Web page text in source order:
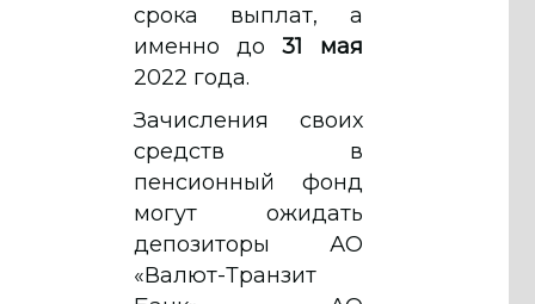
срока выплат, а
именно до31 мая
2022 года.
Зачисления своих
средств в
пенсионный фонд
могут ожидать
депозиторы АО
«Валют-Транзит